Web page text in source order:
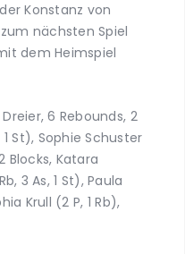
Konstanz von
nächsten Spiel
dem Heimspiel
6 Rebounds, 2
St), Sophie Schuster
Blocks, Katara
3 As, 1 St), Paula
Krull (2 P, 1 Rb),